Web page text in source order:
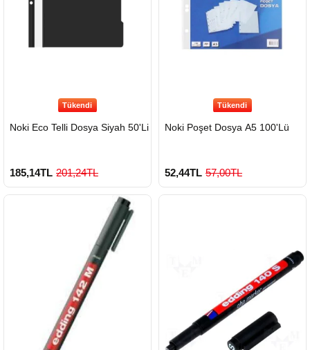
Tükendi
Noki Eco Telli Dosya Siyah 50'Li
185,14TL 201,24TL
Tükendi
Noki Poşet Dosya A5 100'Lü
52,44TL 57,00TL